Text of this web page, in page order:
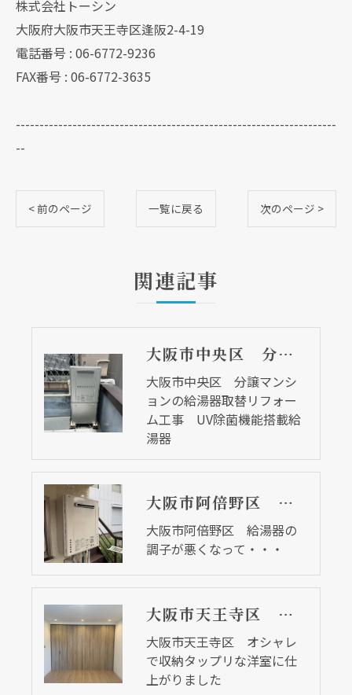
株式会社トーシン
大阪府大阪市天王寺区逢阪2-4-19
電話番号 : 06-6772-9236
FAX番号 : 06-6772-3635
--------------------------------------------------------------------
--
< 前のページ 一覧に戻る 次のページ >
関連記事
大阪市中央区 分譲マンションの給湯器取替リフォーム工事 UV除菌機能搭載給湯器
大阪市中央区 分譲マンシ
ョンの給湯器取替リフォー
ム工事 UV除菌機能搭載給
湯器
大阪市阿倍野区 給湯器の調子が悪くなって・・・
大阪市阿倍野区 給湯器の
調子が悪くなって・・・
大阪市天王寺区 オシャレで収納タップリな洋室に仕上がりました
大阪市天王寺区 オシャレ
で収納タップリな洋室に仕
上がりました